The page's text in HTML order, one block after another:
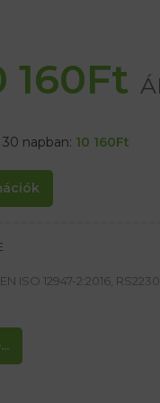
160Ft
napban: 10 160Ft
ISO 12947-2:2016,